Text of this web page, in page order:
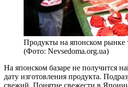
Продукты на японском рынке
(Фото: Nevsedoma.org.ua)
На японском базаре не получится
дату изготовления продукта.
свежий. Понятие свежести в